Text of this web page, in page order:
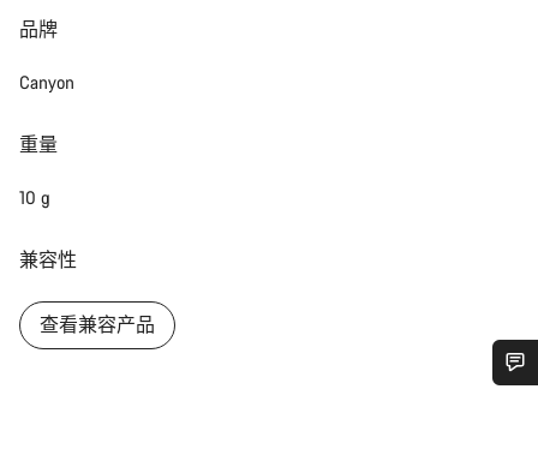
品牌
Canyon
重量
10 g
兼容性
查看兼容产品